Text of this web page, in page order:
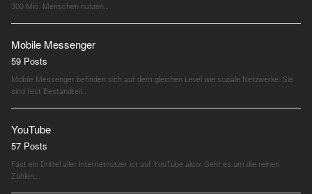
300 Mio. Menschen nutzen…
Mobile Messenger
59 Posts
Mobile Messenger befinden sich auf dem gleichen Level wie soziale Netzwerke. Sie
sind fest Bestandteil…
YouTube
57 Posts
Fast ein Drittel aller Internetnutzer ist auf YouTube aktiv. Geht es um die reinen
Zahlen,…